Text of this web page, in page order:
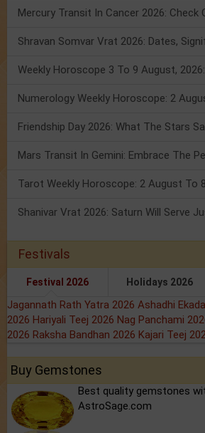
Numerology Weekly Horoscope: 2
Tarot Weekly Horoscope: 2 August To
Festivals
Festival 2026 Holidays 2026
Jagannath Rath Yatra 2026 Ashadhi
2026 Hariyali Teej 2026 Nag Panchami
2026 Raksha Bandhan 2026 Kajari Teej
Buy Gemstones
Best quality gemstones
AstroSage.com